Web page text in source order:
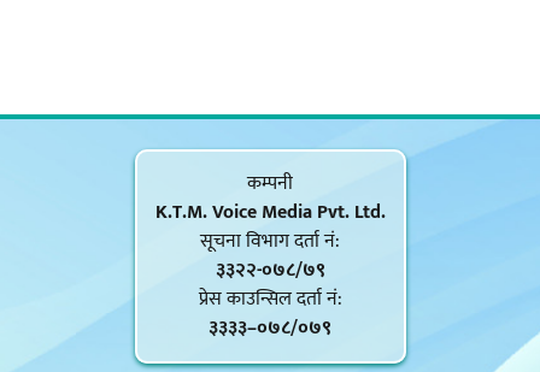
कम्पनी
K.T.M. Voice Media Pvt. Ltd.
सूचना विभाग दर्ता नं‍:
३३२२-०७८/७९
प्रेस काउन्सिल दर्ता नं‍:
३३३३–०७८/०७९